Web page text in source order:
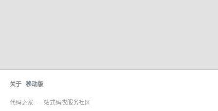
关于 移动版
代码之家 - 一站式码农服务社区